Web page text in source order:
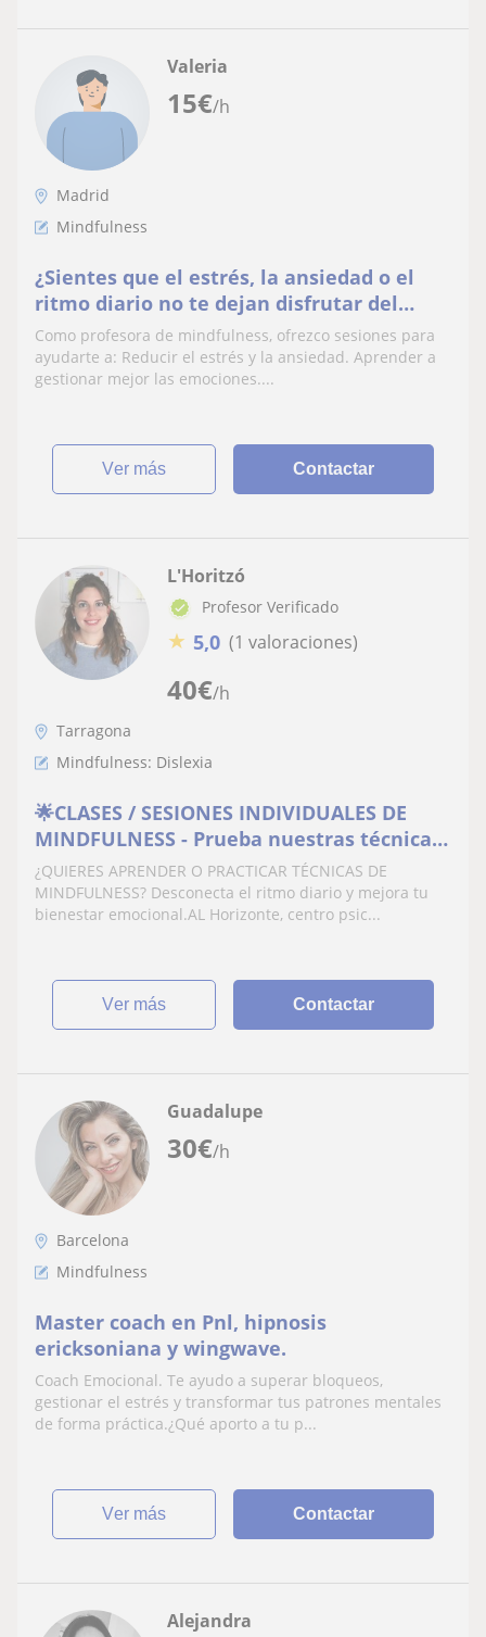
15€/h
Valeria
Madrid
Mindfulness
¿Sientes que el estrés, la ansiedad o el
ritmo diario no te dejan disfrutar del
presente? Te acompaño a descubrir el
mindfulnes
Como profesora de mindfulness, ofrezco sesiones para
ayudarte a: Reducir el estrés y la ansiedad. Aprender a
gestionar mejor las emociones....
ver más Contactar
40€/h
L'Horitzó
Profesor Verificado
★ 5,0 (1 valoraciones)
Tarragona
Mindfulness: Dislexia
🌟CLASES / SESIONES INDIVIDUALES DE
MINDFULNESS - Prueba nuestras técnicas
de meditación
¿QUIERES APRENDER O PRACTICAR TÉCNICAS DE
MINDFULNESS? Desconecta el ritmo diario y mejora tu
bienestar emocional.AL Horizonte, centro psic...
ver más Contactar
30€/h
Guadalupe
Barcelona
Mindfulness
Master coach en Pnl, hipnosis
ericksoniana y wingwave.
Coach Emocional. Te ayudo a superar bloqueos,
gestionar el estrés y transformar tus patrones mentales
de forma práctica.¿Qué aporto a tu p...
ver más Contactar
Alejandra